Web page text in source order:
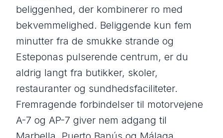
beliggenhed, der kombinerer ro med
bekvemmelighed. Beliggende kun fem
minutter fra de smukke strande og
Esteponas pulserende centrum, er du
aldrig langt fra butikker, skoler,
restauranter og sundhedsfaciliteter.
Fremragende forbindelser til motorvejene
A-7 og AP-7 giver nem adgang til